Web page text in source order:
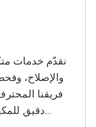
نقدّم خدمات
والإصلاح،
فريقنا
دقيق للمكيفات، لتستمتع بتبريد مثالي وخالي من...